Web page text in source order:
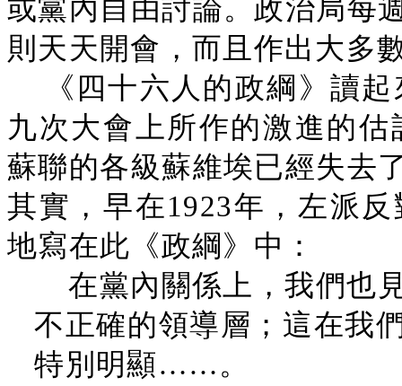
或黨內自由討論。政治局每
則天天開會，而且作出大多
《四十六人的政綱》讀
九次大會上所作的激進的
蘇聯的各級蘇維埃已經失去
其實，早在1923年，左派
地寫在此《政綱》中：
在黨內關係上，我們也
不正確的領導層；這在我
特別明顯……。